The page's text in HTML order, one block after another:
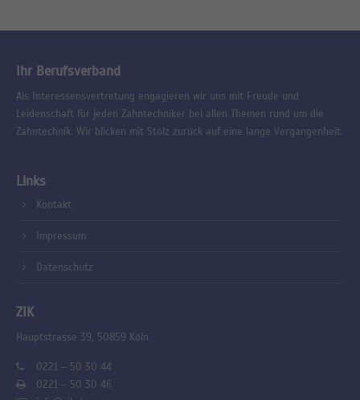
Ihr Berufsverband
Als Interessensvertretung engagieren wir uns mit Freude und
Leidenschaft für jeden Zahntechniker bei allen Themen rund um die
Zahntechnik. Wir blicken mit Stolz zurück auf eine lange Vergangenheit.
Links
Kontakt
Impressum
Datenschutz
ZIK
Hauptstrasse 39, 50859 Köln
0221 – 50 30 44
0221 – 50 30 46